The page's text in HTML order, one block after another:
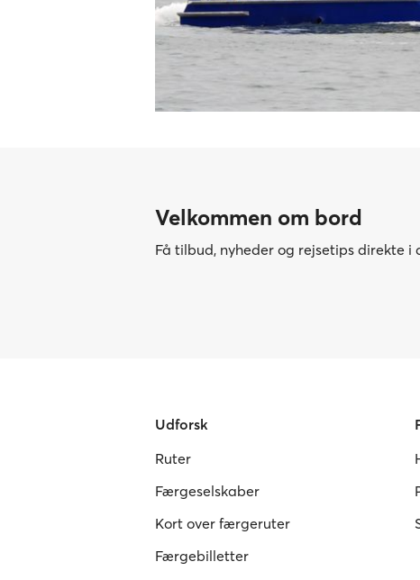
Velkommen om bord
Få tilbud, nyheder og rejsetips direkte i
Udforsk
Ruter
Færgeselskaber
Kort over færgeruter
Færgebilletter